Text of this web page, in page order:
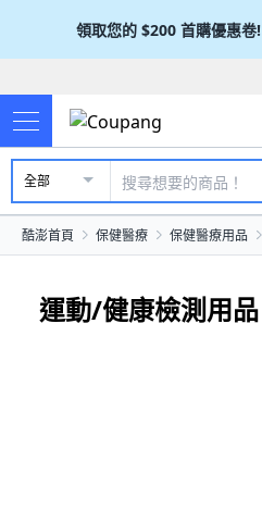
領取您的 $200 首購優惠卷!
全部
酷澎首頁 保健醫療 保健醫療用品
運動/健康檢測用品